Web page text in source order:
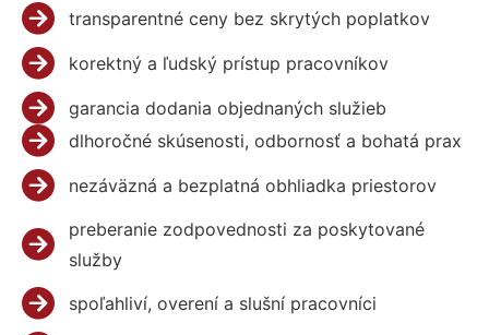
transparentné ceny bez skrytých poplatkov
korektný a ľudský prístup pracovníkov
garancia dodania objednaných služieb
dlhoročné skúsenosti, odbornosť a bohatá prax
nezáväzná a bezplatná obhliadka priestorov
preberanie zodpovednosti za poskytované
služby
spoľahliví, overení a slušní pracovníci